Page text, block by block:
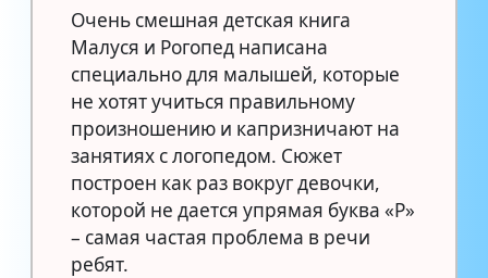
Очень смешная детская книга
Малуся и Рогопед написана
специально для малышей, которые
не хотят учиться правильному
произношению и капризничают на
занятиях с логопедом. Сюжет
построен как раз вокруг девочки,
которой не дается упрямая буква «Р»
– самая частая проблема в речи
ребят.